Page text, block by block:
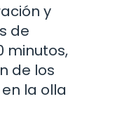
y
de
minutos,
de los
la olla